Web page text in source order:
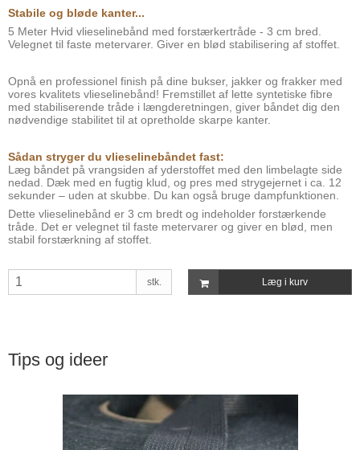
Stabile og bløde kanter...
5 Meter Hvid vlieselinebånd med forstærkertråde - 3 cm bred.
Velegnet til faste metervarer. Giver en blød stabilisering af stoffet.
Opnå en professionel finish på dine bukser, jakker og frakker med
vores kvalitets vlieselinebånd! Fremstillet af lette syntetiske fibre
med stabiliserende tråde i længderetningen, giver båndet dig den
nødvendige stabilitet til at opretholde skarpe kanter.
Sådan stryger du vlieselinebåndet fast:
Læg båndet på vrangsiden af yderstoffet med den limbelagte side
nedad. Dæk med en fugtig klud, og pres med strygejernet i ca. 12
sekunder – uden at skubbe. Du kan også bruge dampfunktionen.
Dette vlieselinebånd er 3 cm bredt og indeholder forstærkende
tråde. Det er velegnet til faste metervarer og giver en blød, men
stabil forstærkning af stoffet.
stk. Læg i kurv
Tips og ideer